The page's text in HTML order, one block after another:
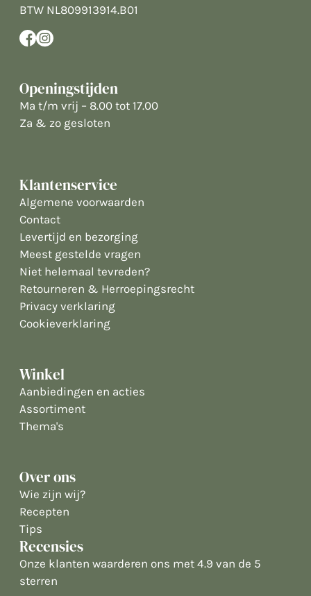
BTW NL809913914.B01
Openingstijden
Ma t/m vrij – 8.00 tot 17.00
Za & zo gesloten
Klantenservice
Algemene voorwaarden
Contact
Levertijd en bezorging
Meest gestelde vragen
Niet helemaal tevreden?
Retourneren & Herroepingsrecht
Privacy verklaring
Cookieverklaring
Winkel
Aanbiedingen en acties
Assortiment
Thema's
Over ons
Wie zijn wij?
Recepten
Tips
Recensies
Onze klanten waarderen ons met 4.9 van de 5
sterren